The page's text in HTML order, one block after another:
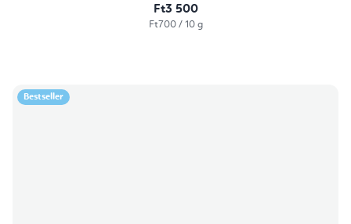
Ft3 500
Egységár:
Ft700 / 10 g
Bestseller